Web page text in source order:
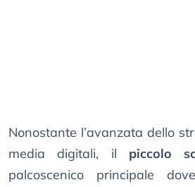
Nonostante l’avanzata dello
media digitali, il piccolo
palcoscenico principale